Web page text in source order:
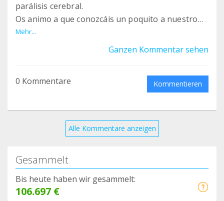
parálisis cerebral.
Os animo a que conozcáis un poquito a nuestro
hijo, necesitamos un empujón de personas con
Mehr...
Ganzen Kommentar sehen
0 Kommentare Kommentieren
Alle Kommentare anzeigen
Gesammelt
Bis heute haben wir gesammelt:
106.697 €